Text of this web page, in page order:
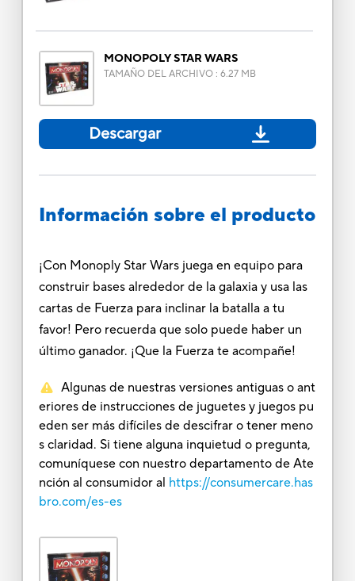
MONOPOLY STAR WARS
TAMAÑO DEL ARCHIVO: 6.27 MB
Descargar
Información sobre el producto
¡Con Monoply Star Wars juega en equipo para
construir bases alrededor de la galaxia y usa las
cartas de Fuerza para inclinar la batalla a tu
favor! Pero recuerda que solo puede haber un
último ganador. ¡Que la Fuerza te acompañe!
Algunas de nuestras versiones antiguas o ant
eriores de instrucciones de juguetes y juegos pu
eden ser más difíciles de descifrar o tener meno
s claridad. Si tiene alguna inquietud o pregunta,
comuníquese con nuestro departamento de Ate
nción al consumidor al https://consumercare.has
bro.com/es-es